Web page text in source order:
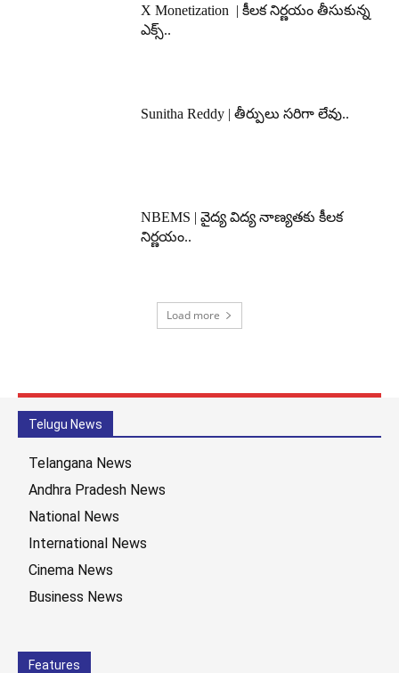
X Monetization | కీలక నిర్ణయం తీసుకున్న
ఎక్స్..
Sunitha Reddy | తీర్పులు సరిగా లేవు..
NBEMS | వైద్య విద్య నాణ్యతకు కీలక
నిర్ణయం..
Load more
Telugu News
Telangana News
Andhra Pradesh News
National News
International News
Cinema News
Business News
Features